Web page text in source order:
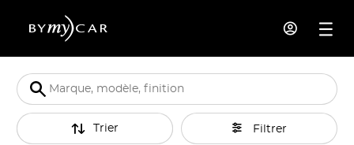
Trier Filtrer